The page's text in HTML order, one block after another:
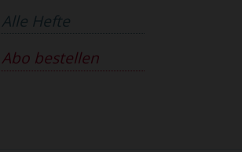
Alle Hefte
Abo bestellen